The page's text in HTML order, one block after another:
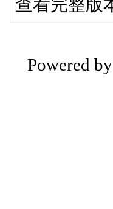
查看完整版
Powered by